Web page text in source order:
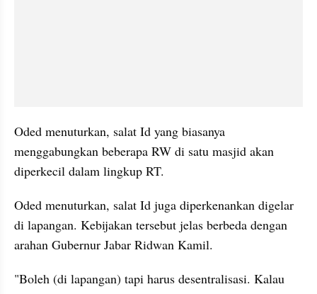
Oded menuturkan, salat Id yang biasanya
menggabungkan beberapa RW di satu masjid akan
diperkecil dalam lingkup RT.
Oded menuturkan, salat Id juga diperkenankan digelar
di lapangan. Kebijakan tersebut jelas berbeda dengan
arahan Gubernur Jabar Ridwan Kamil.
"Boleh (di lapangan) tapi harus desentralisasi. Kalau